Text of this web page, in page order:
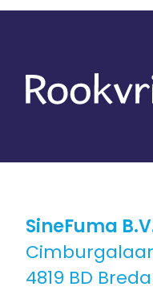
SineFuma
4819 BD Breda